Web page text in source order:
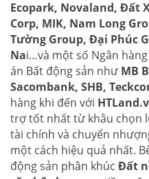
Ecopark, Novaland, Đất
Corp, MIK, Nam Long
Tường Group, Đại Phúc
Nai…và một số Ngân
án Bất động sản như MB
Sacombank, SHB,
hàng khi đến với
trợ tốt nhất từ khâu chọn
tài chính và chuyển
một cách hiệu quả nhất.
động sản phân khúc Đất